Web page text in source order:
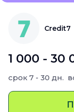
Credit7
1 000 - 30
срок 7 - 30 дн.